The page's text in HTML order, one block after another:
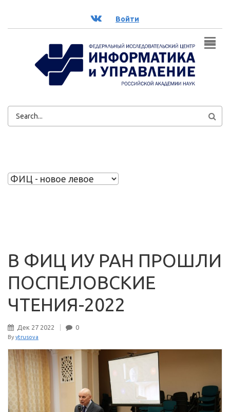
ВК Войти
ФОРМА
В ФИЦ ИУ РАН ПРОШЛИ
ПОСПЕЛОВСКИЕ
ЧТЕНИЯ-2022
Дек 27 2022 0
By ytrusova